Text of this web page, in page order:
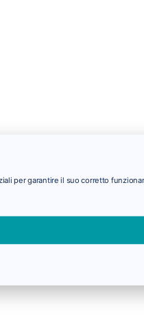
per garantire il suo corretto